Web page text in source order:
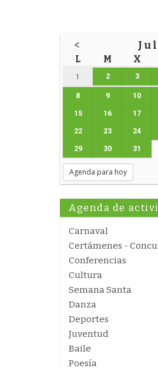
<
L M X
1 2 3
8 9 10
15 16 17
22 23 24
29 30 31
Agenda para hoy
Agenda de
Carnaval
Certámenes -
Conferencias
Cultura
Semana Santa
Danza
Deportes
Juventud
Baile
Poesía